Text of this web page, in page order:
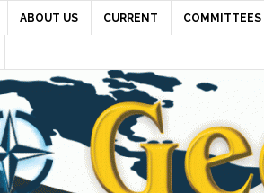
ABOUT US CURRENT COMMITTEES